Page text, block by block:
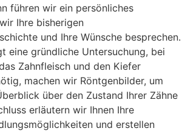
führen wir ein persönliches
Ihre bisherigen
und Ihre Wünsche besprechen.
eine gründliche Untersuchung, bei
Zahnfleisch und den Kiefer
machen wir Röntgenbilder, um
über den Zustand Ihrer Zähne
erläutern wir Ihnen Ihre
und erstellen